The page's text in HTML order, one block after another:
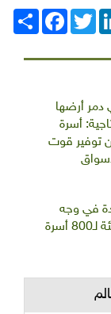
انشر
FacebookTwitter
دمر أرضها
أسرة
توفير قوت
في وجه